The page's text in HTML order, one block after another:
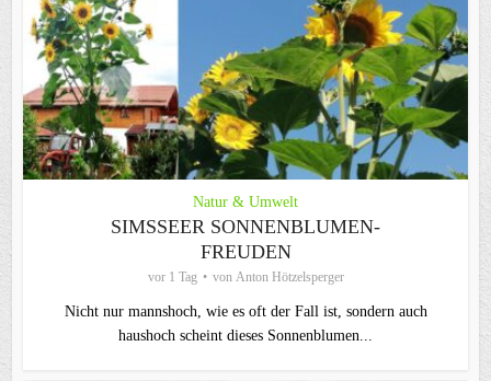
Natur & Umwelt
SIMSSEER SONNENBLUMEN-
FREUDEN
vor 1 Tag von Anton Hötzelsperger
Nicht nur mannshoch, wie es oft der Fall ist, sondern auch
haushoch scheint dieses Sonnenblumen...